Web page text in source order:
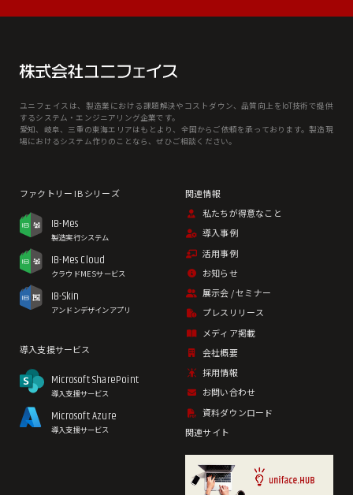
ユニフェイスは、製造業における課題解決やコストダウン、品質向上をIoT技術で提供
するシステム・エンジニアリング企業です。
愛知、岐⾩、三重の東海エリアはもとより、全国からご依頼を承っております。製造現
場におけるシステム作りのことなら、ぜひご相談ください。
IB-Mes
製造実行システム
IB-Mes Cloud
クラウドMESサービス
IB-Skin
アンドンデザインアプリ
導入支援サービス
Microsoft SharePoint
導入支援サービス
Microsoft Azure
導入支援サービス
私たちが得意なこと
導入事例
活用事例
お知らせ
展示会 / セミナー
プレスリリース
メディア掲載
会社概要
採用情報
お問い合わせ
資料ダウンロード
関連サイト